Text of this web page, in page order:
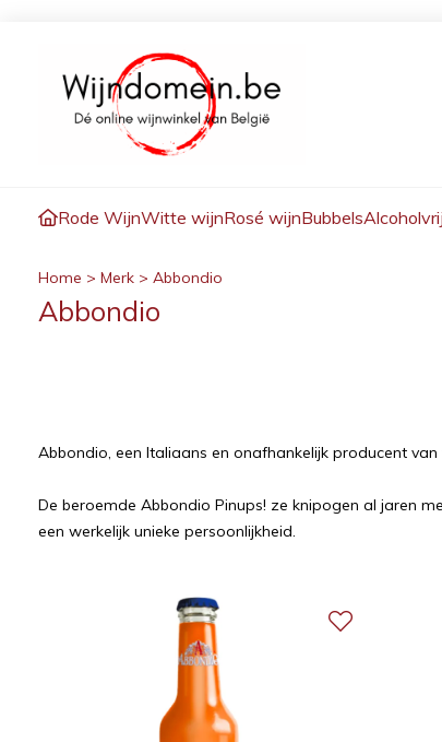
Rode WijnWitte wijnRosé wijnBubbelsAlcoholvrij
Home > Merk > Abbondio
Abbondio
Abbondio, een Italiaans en onafhankelijk producent
De beroemde Abbondio Pinups! ze knipogen al jaren
een werkelijk unieke persoonlijkheid.